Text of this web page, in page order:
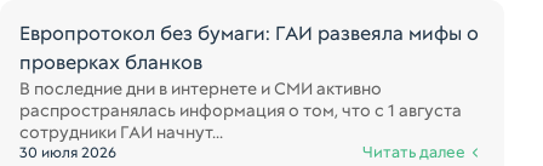
Европротокол без бумаги: ГАИ развеяла мифы о
проверках бланков
В последние дни в интернете и СМИ активно
распространялась информация о том, что с 1 августа
сотрудники ГАИ начнут...
30 июля 2026 Читать далее